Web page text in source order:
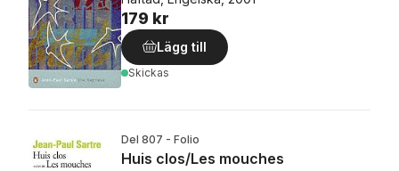
179 kr
Lägg till
Skickas
Del 807 - Folio
Huis clos/Les mouches